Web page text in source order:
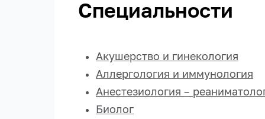
Специальности
Акушерство и гинекология
Аллергология и иммунология
Анестезиология –
Биолог